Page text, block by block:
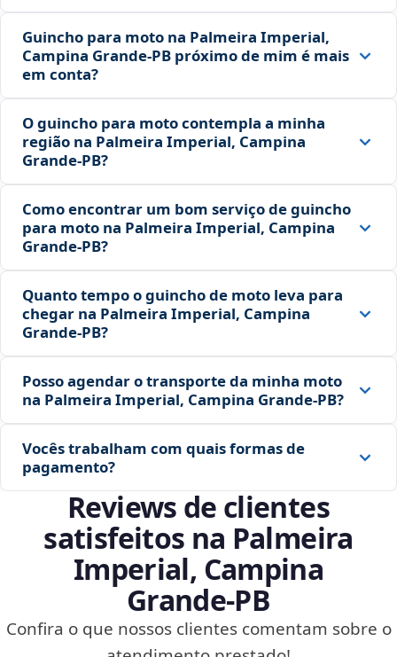
Guincho para moto na Palmeira Imperial,
Campina Grande‑PB próximo de mim é mais
em conta?
O guincho para moto contempla a minha
região na Palmeira Imperial, Campina
Grande‑PB?
Como encontrar um bom serviço de guincho
para moto na Palmeira Imperial, Campina
Grande‑PB?
Quanto tempo o guincho de moto leva para
chegar na Palmeira Imperial, Campina
Grande‑PB?
Posso agendar o transporte da minha moto
na Palmeira Imperial, Campina Grande‑PB?
Vocês trabalham com quais formas de
pagamento?
Reviews de clientes
satisfeitos na Palmeira
Imperial, Campina
Grande‑PB
Confira o que nossos clientes comentam sobre o